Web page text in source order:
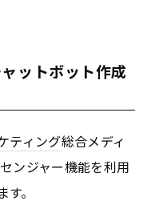
ットボット作成
ティング総合メディ
ンジャー機能を利用
。